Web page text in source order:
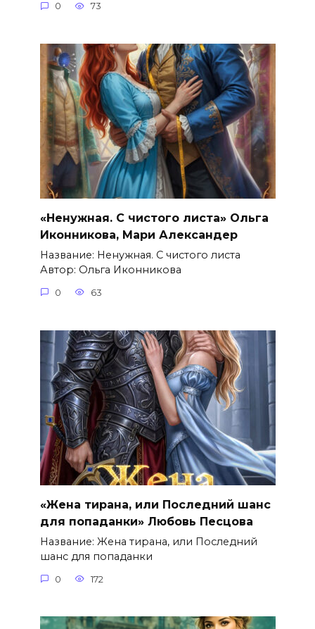
0 73
«Ненужная. С чистого листа» Ольга
Иконникова, Мари Александер
Название: Ненужная. С чистого листа
Автор: Ольга Иконникова
0 63
«Жена тирана, или Последний шанс
для попаданки» Любовь Песцова
Название: Жена тирана, или Последний
шанс для попаданки
0 172